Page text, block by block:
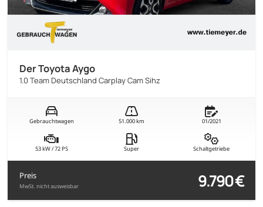
Der Toyota Aygo
1.0 Team Deutschland Carplay Cam Sihz
Gebrauchtwagen 51.000 km 01/2021
53 kW / 72 PS Super Schaltgetriebe
Preis
MwSt. nicht ausweisbar 9.790 €